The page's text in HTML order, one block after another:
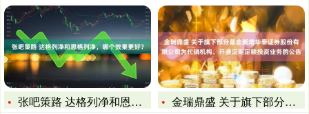
张吧策路 达格列净和恩格列净，哪个效果更好？
金瑞鼎盛 关于旗下部分基金新增华泰证券股份有限公司为代销机构